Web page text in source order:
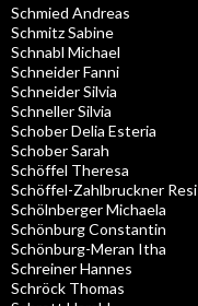
Schmied Andreas
Schmitz Sabine
Schnabl Michael
Schneider Fanni
Schneider Silvia
Schneller Silvia
Schober Delia Esteria
Schober Sarah
Schöffel Theresa
Schöffel-Zahlbruckner Resi
Schölnberger Michaela
Schönburg Constantin
Schönburg-Meran Itha
Schreiner Hannes
Schröck Thomas